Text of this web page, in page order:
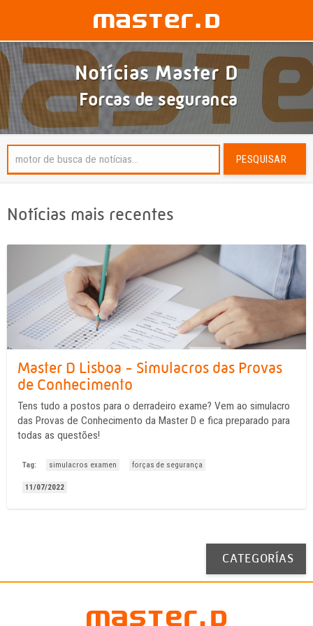
Notícias Master D
Forcas de seguranca
PESQUISAR
Notícias mais recentes
Master D Lisboa - Simulacros das Provas
de Conhecimento
Tens tudo a postos para o derradeiro exame? Vem ao simulacro
das Provas de Conhecimento da Master D e fica preparado para
todas as questões!
Tag: simulacros examen forças de segurança
11/07/2022
CATEGORÍAS